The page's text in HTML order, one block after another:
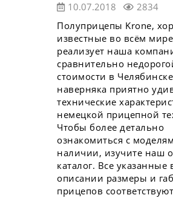
10.07.2018
2834
Полуприцепы Krone,
известные во всём
реализует наша
сравнительно
стоимости в
наверняка приятно
технические
немецкой прицепной
Чтобы более детально
ознакомиться с
наличии, изучите наш
каталог. Все указанные
описании размеры и
прицепов